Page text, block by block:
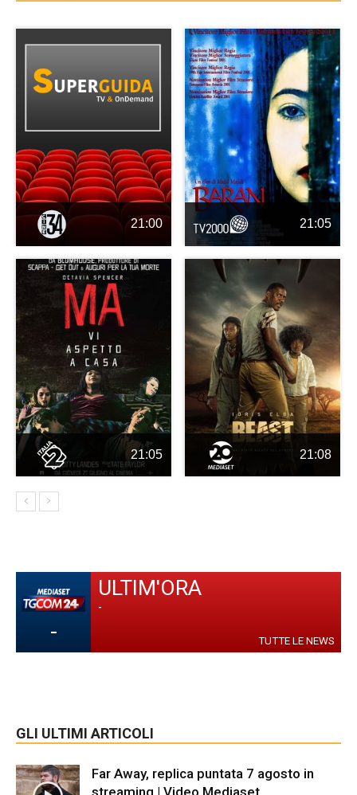
21:00 21:05
21:05 21:08
-
ULTIM'ORA
-
TUTTE LE NEWS
GLI ULTIMI ARTICOLI
Far Away, replica puntata 7 agosto in
streaming | Video Mediaset